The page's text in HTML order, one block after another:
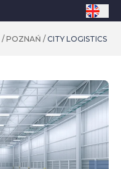
/ POZNAŃ / CITY LOGISTICS